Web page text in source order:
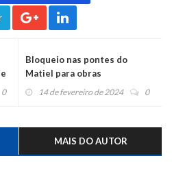
0
Bloqueio nas pontes do
Matiel para obras
14 de fevereiro de 2024 0
MAIS DO AUTOR